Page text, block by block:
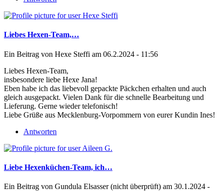
Liebes Hexen-Team,…
Ein Beitrag von Hexe Steffi am 06.2.2024 - 11:56
Liebes Hexen-Team,
insbesondere liebe Hexe Jana!
Eben habe ich das liebevoll gepackte Päckchen erhalten und auch
gleich ausgepackt. Vielen Dank für die schnelle Bearbeitung und
Lieferung. Gerne wieder telefonisch!
Liebe Grüße aus Mecklenburg-Vorpommern von eurer Kundin Ines!
Antworten
Liebe Hexenküchen-Team, ich…
Ein Beitrag von Gundula Elsasser (nicht überprüft) am 30.1.2024 -